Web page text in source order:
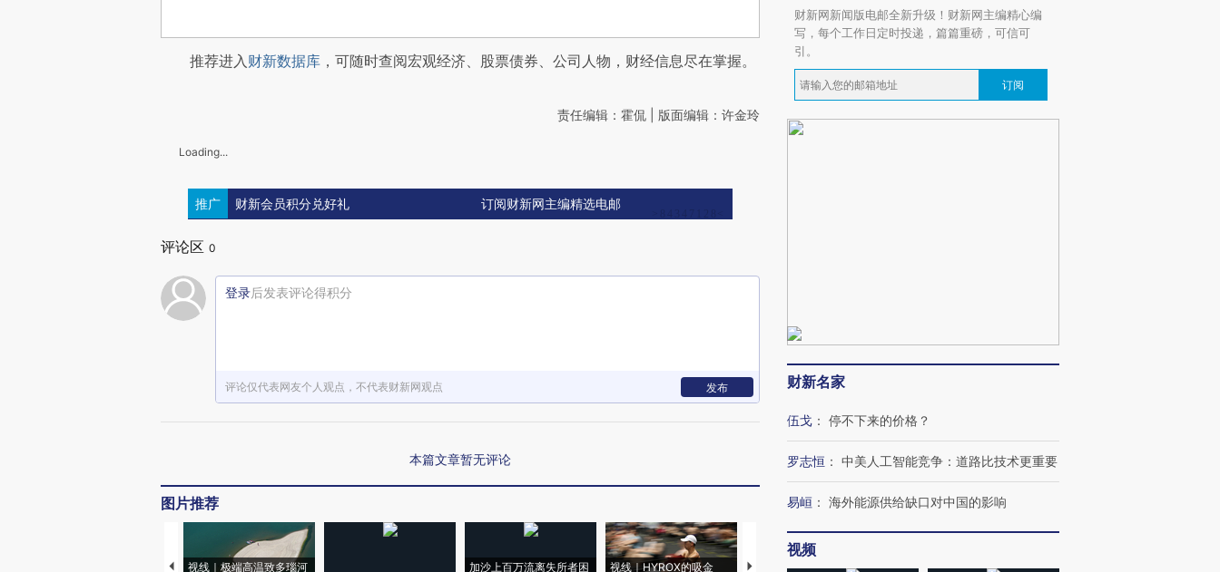
推荐进入财新数据库 ，可随时查阅宏观经济、股票债券、公司人物，财经信息尽在掌握。
责任编辑：霍侃 | 版面编辑：许金玲
Loading...
推广 财新会员积分兑好礼 订阅财新网主编精选电邮
评论区 0
登录后发表评论得积分
评论仅代表网友个人观点，不代表财新网观点 发布
本篇文章暂无评论
图片推荐
视线｜极端高温致多瑙河
加沙上百万流离失所者困
视线｜HYROX的吸金
马航飞行员跨国走私7万
视线｜被称为“蟑螂”的印
视线｜“入侵”还是“人道危
财新网新闻版电邮全新升级！财新网主编精心编
写，每个工作日定时投递，篇篇重磅，可信可
引。
订阅
财新名家
伍戈 ： 停不下来的价格？
罗志恒 ： 中美人工智能竞争：道路比技术更重要
易峘 ： 海外能源供给缺口对中国的影响
视频